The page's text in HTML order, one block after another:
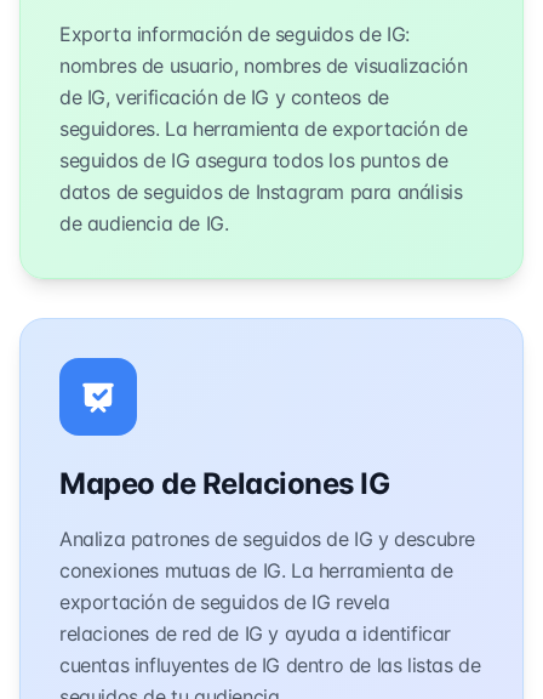
Exporta información de seguidos de IG:
nombres de usuario, nombres de visualización
de IG, verificación de IG y conteos de
seguidores. La herramienta de exportación de
seguidos de IG asegura todos los puntos de
datos de seguidos de Instagram para análisis
de audiencia de IG.
Mapeo de Relaciones IG
Analiza patrones de seguidos de IG y descubre
conexiones mutuas de IG. La herramienta de
exportación de seguidos de IG revela
relaciones de red de IG y ayuda a identificar
cuentas influyentes de IG dentro de las listas de